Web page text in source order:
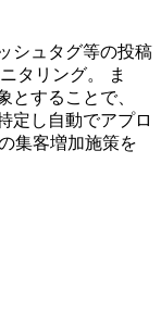
シュタグ等の投稿
タリング。 ま
とすることで、
定し自動でアプロ
集客増加施策を